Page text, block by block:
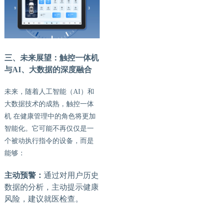
三、未来展望：触控一体机
与AI、大数据的深度融合
未来，随着人工智能（AI）和
大数据技术的成熟，触控一体
机 在健康管理中的角色将更加
智能化。它可能不再仅仅是一
个被动执行指令的设备，而是
能够：
主动预警： 通过对用户历史
数据的分析，主动提示健康
风险，建议就医检查。